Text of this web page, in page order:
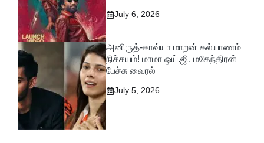
July 6, 2026
அனிருத்-காவ்யா மாறன் கல்யாணம்
நிச்சயம்! மாமா ஒய்.ஜி. மகேந்திரன்
பேச்சு வைரல்
July 5, 2026